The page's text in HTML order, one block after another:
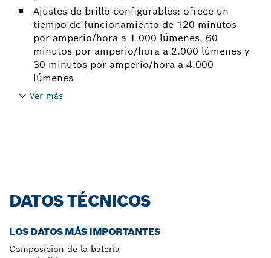
Ajustes de brillo configurables: ofrece un
tiempo de funcionamiento de 120 minutos
por amperio/hora a 1.000 lúmenes, 60
minutos por amperio/hora a 2.000 lúmenes y
30 minutos por amperio/hora a 4.000
lúmenes
Ver más
DATOS TÉCNICOS
LOS DATOS MÁS IMPORTANTES
Composición de la batería